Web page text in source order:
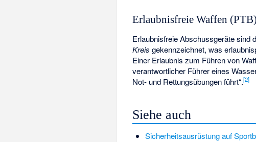
Erlaubnisfreie Waffen (PTB)
Erlaubnisfreie Abschussgeräte sind
Kreis gekennzeichnet, was
Einer Erlaubnis zum Führen von
verantwortlicher Führer eines
Not- und Rettungsübungen führt“.[2]
Siehe auch
Sicherheitsausrüstung auf